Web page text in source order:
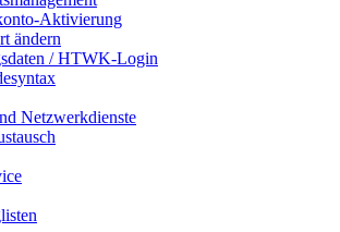
Aktivierung
ändern
/ HTWK-Login
Netzwerkdienste